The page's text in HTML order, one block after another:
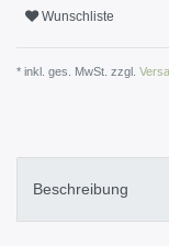
Wunschliste
* inkl. ges. MwSt. zzgl.
Beschreibung